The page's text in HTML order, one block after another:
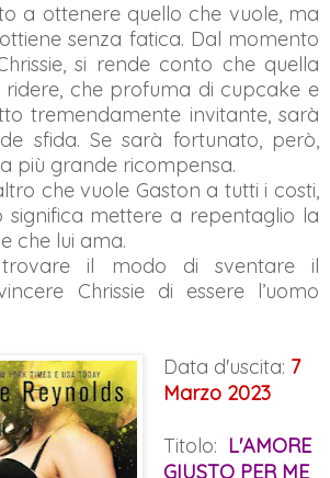
a ottenere quello che vuole, ma
senza fatica. Dal momento
si rende conto che quella
che profuma di cupcake e
tremendamente invitante, sarà
sfida. Se sarà fortunato, però,
più grande ricompensa.
che vuole Gaston a tutti i costi,
significa mettere a repentaglio la
che lui ama.
il modo di sventare il
Chrissie di essere l’uomo
Data d'uscita: 7
Marzo 2023
Titolo: L'AMORE
GIUSTO PER ME